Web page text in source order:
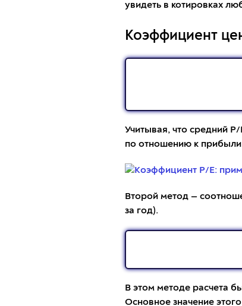
увидеть в котировках
Коэффициент
Учитывая, что средний
по отношению к прибыли,
Второй метод —
за год).
В этом методе расчета
Основное значение